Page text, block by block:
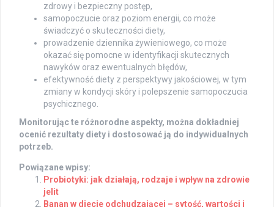
zdrowy i bezpieczny postęp,
samopoczucie oraz poziom energii, co może
świadczyć o skuteczności diety,
prowadzenie dziennika żywieniowego, co może
okazać się pomocne w identyfikacji skutecznych
nawyków oraz ewentualnych błędów,
efektywność diety z perspektywy jakościowej, w tym
zmiany w kondycji skóry i polepszenie samopoczucia
psychicznego.
Monitorując te różnorodne aspekty, można dokładniej
ocenić rezultaty diety i dostosować ją do indywidualnych
potrzeb.
Powiązane wpisy:
Probiotyki: jak działają, rodzaje i wpływ na zdrowie
jelit
Banan w diecie odchudzającej – sytość, wartości i